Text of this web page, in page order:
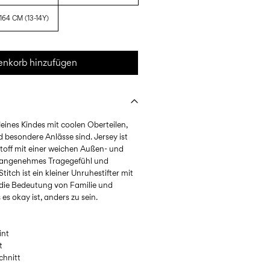
CM (13-14Y)
hinzufügen
Kindes mit coolen Oberteilen,
Anlässe sind. Jersey ist
mit einer weichen Außen- und
Tragegefühl und
ist ein kleiner Unruhestifter mit
Bedeutung von Familie und
okay ist, anders zu sein.